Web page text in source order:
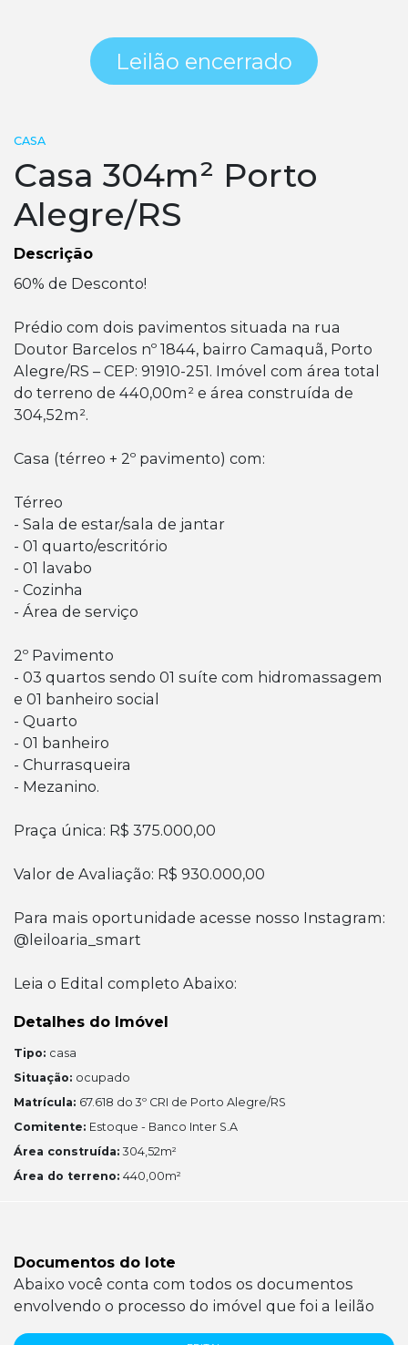
Leilão encerrado
CASA
Casa 304m² Porto
Alegre/RS
Descrição
60% de Desconto!
Prédio com dois pavimentos situada na rua
Doutor Barcelos nº 1844, bairro Camaquã, Porto
Alegre/RS – CEP: 91910-251. Imóvel com área total
do terreno de 440,00m² e área construída de
304,52m².
Casa (térreo + 2º pavimento) com:
Térreo
- Sala de estar/sala de jantar
- 01 quarto/escritório
- 01 lavabo
- Cozinha
- Área de serviço
2º Pavimento
- 03 quartos sendo 01 suíte com hidromassagem
e 01 banheiro social
- Quarto
- 01 banheiro
- Churrasqueira
- Mezanino.
Praça única: R$ 375.000,00
Valor de Avaliação: R$ 930.000,00
Para mais oportunidade acesse nosso Instagram:
@leiloaria_smart
Leia o Edital completo Abaixo:
Detalhes do Imóvel
Tipo: casa
Situação: ocupado
Matrícula: 67.618 do 3º CRI de Porto Alegre/RS
Comitente: Estoque - Banco Inter S.A
Área construída:304,52m²
Área do terreno: 440,00m²
Documentos do lote
Abaixo você conta com todos os documentos
envolvendo o processo do imóvel que foi a leilão